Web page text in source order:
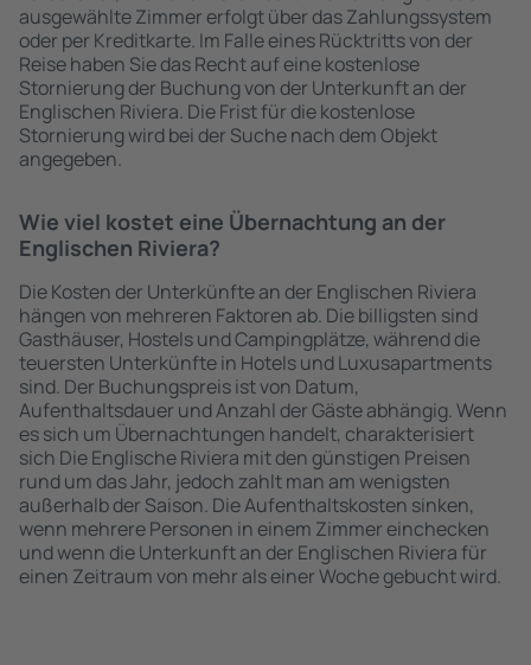
ausgewählte Zimmer erfolgt über das Zahlungssystem
oder per Kreditkarte. Im Falle eines Rücktritts von der
Reise haben Sie das Recht auf eine kostenlose
Stornierung der Buchung von der Unterkunft an der
Englischen Riviera. Die Frist für die kostenlose
Stornierung wird bei der Suche nach dem Objekt
angegeben.
Wie viel kostet eine Übernachtung an der
Englischen Riviera?
Die Kosten der Unterkünfte an der Englischen Riviera
hängen von mehreren Faktoren ab. Die billigsten sind
Gasthäuser, Hostels und Campingplätze, während die
teuersten Unterkünfte in Hotels und Luxusapartments
sind. Der Buchungspreis ist von Datum,
Aufenthaltsdauer und Anzahl der Gäste abhängig. Wenn
es sich um Übernachtungen handelt, charakterisiert
sich Die Englische Riviera mit den günstigen Preisen
rund um das Jahr, jedoch zahlt man am wenigsten
außerhalb der Saison. Die Aufenthaltskosten sinken,
wenn mehrere Personen in einem Zimmer einchecken
und wenn die Unterkunft an der Englischen Riviera für
einen Zeitraum von mehr als einer Woche gebucht wird.